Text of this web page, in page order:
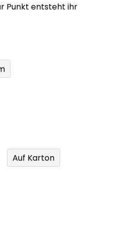
Punkt entsteht ihr
Auf Karton